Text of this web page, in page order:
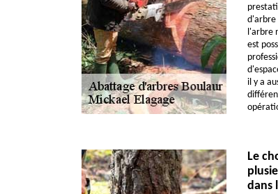
d'arbre
l'arbre
est
il y a
Le
dans